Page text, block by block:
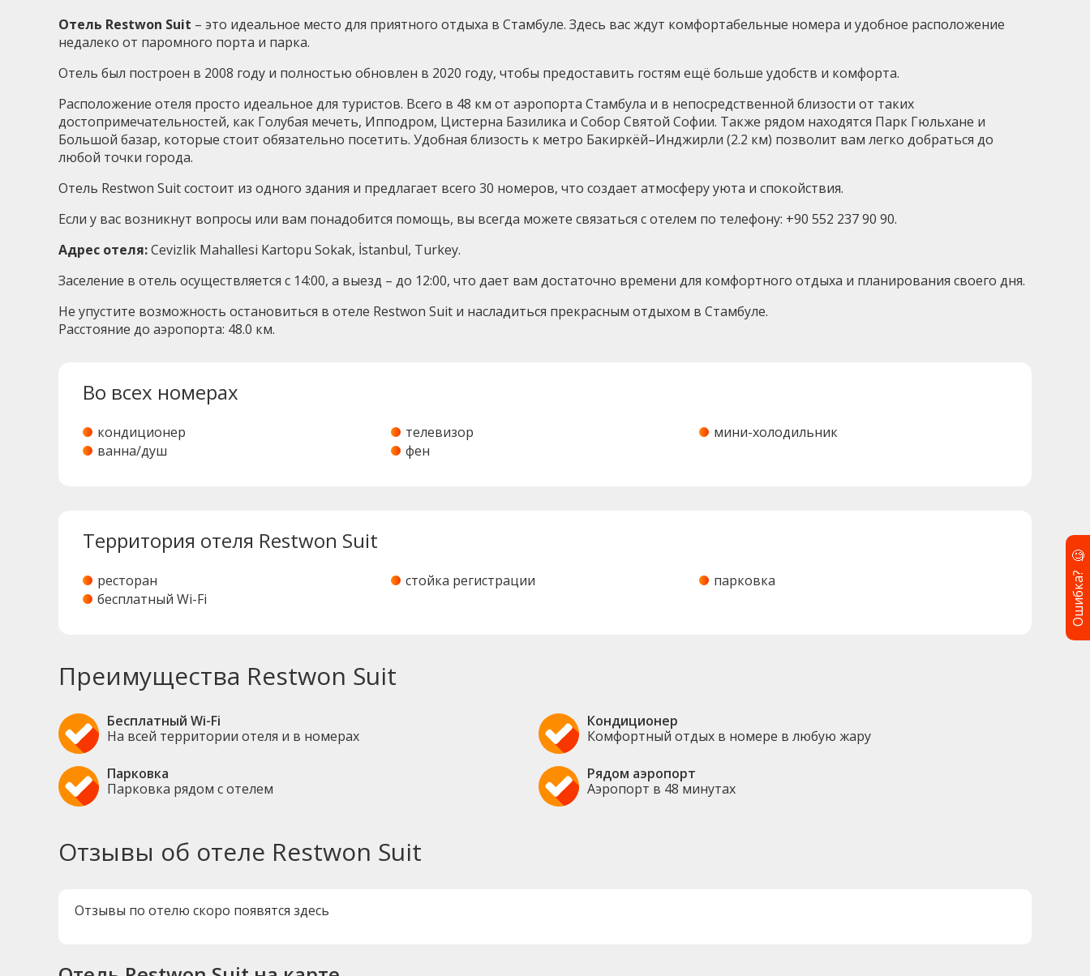
Отель Restwon Suit – это идеальное место для приятного отдыха в Стамбуле. Здесь вас ждут комфортабельные номера и удобное расположение
недалеко от паромного порта и парка.
Отель был построен в 2008 году и полностью обновлен в 2020 году, чтобы предоставить гостям ещё больше удобств и комфорта.
Расположение отеля просто идеальное для туристов. Всего в 48 км от аэропорта Стамбула и в непосредственной близости от таких
достопримечательностей, как Голубая мечеть, Ипподром, Цистерна Базилика и Собор Святой Софии. Также рядом находятся Парк Гюльхане и
Большой базар, которые стоит обязательно посетить. Удобная близость к метро Бакиркёй–Инджирли (2.2 км) позволит вам легко добраться до
любой точки города.
Отель Restwon Suit состоит из одного здания и предлагает всего 30 номеров, что создает атмосферу уюта и спокойствия.
Если у вас возникнут вопросы или вам понадобится помощь, вы всегда можете связаться с отелем по телефону: +90 552 237 90 90.
Адрес отеля:Cevizlik Mahallesi Kartopu Sokak, İstanbul, Turkey.
Заселение в отель осуществляется с 14:00, а выезд – до 12:00, что дает вам достаточно времени для комфортного отдыха и планирования своего дня.
Не упустите возможность остановиться в отеле Restwon Suit и насладиться прекрасным отдыхом в Стамбуле.
Расстояние до аэропорта: 48.0 км.
Во всех номерах
кондиционер телевизор
мини-холодильник
ванна/душ
фен
Территория отеля Restwon Suit
ресторан стойка регистрации
парковка
бесплатный Wi-Fi
Преимущества Restwon Suit
Бесплатный Wi-Fi
На всей территории отеля и в номерах
Кондиционер
Комфортный отдых в номере в любую жару
Парковка
Парковка рядом с отелем
Рядом аэропорт
Аэропорт в 48 минутах
Отзывы об отеле Restwon Suit
Отзывы по отелю скоро появятся здесь
Ошибка?
🧐